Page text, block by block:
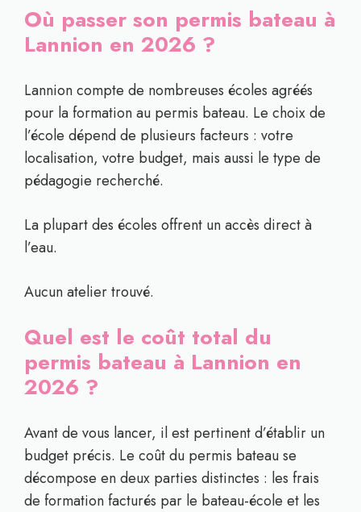
Où passer son permis bateau à
Lannion en 2026 ?
Lannion compte de nombreuses écoles agréés
pour la formation au permis bateau. Le choix de
l’école dépend de plusieurs facteurs : votre
localisation, votre budget, mais aussi le type de
pédagogie recherché.
La plupart des écoles offrent un accès direct à
l’eau.
Aucun atelier trouvé.
Quel est le coût total du
permis bateau à Lannion en
2026 ?
Avant de vous lancer, il est pertinent d’établir un
budget précis. Le coût du permis bateau se
décompose en deux parties distinctes : les frais
de formation facturés par le bateau-école et les